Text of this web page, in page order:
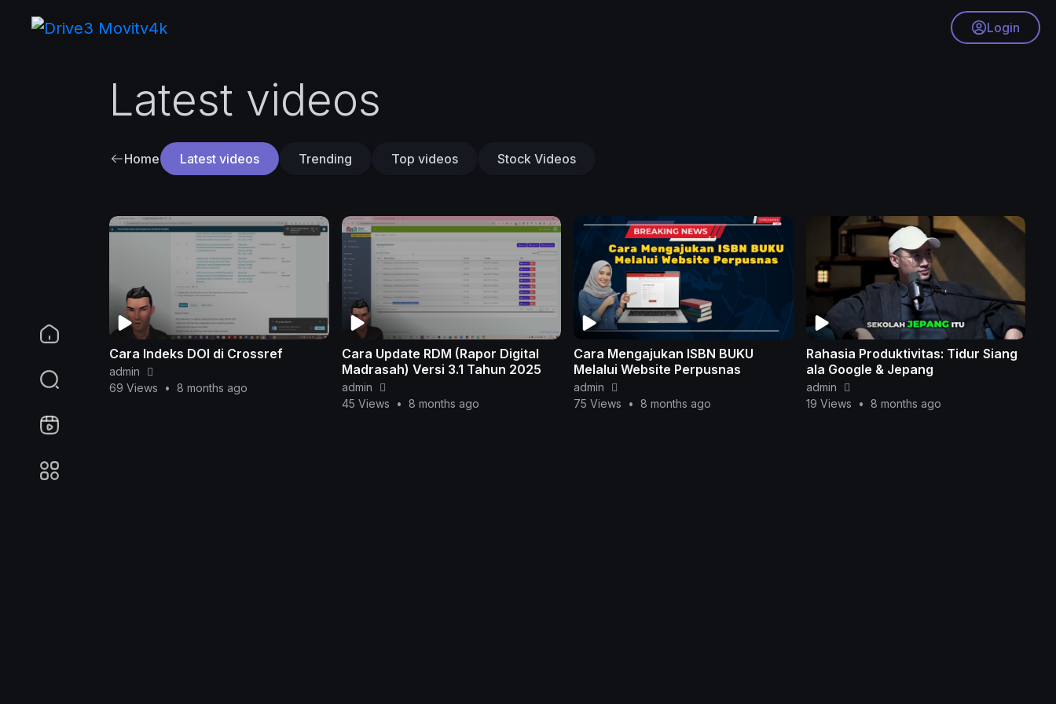
Login
Latest videos
Home Latest videos Trending Top videos Stock Videos
Cara Indeks DOI di Crossref
admin
69 Views
• 8 months ago
Cara Update RDM (Rapor Digital
Madrasah) Versi 3.1 Tahun 2025
admin
45 Views
• 8 months ago
Cara Mengajukan ISBN BUKU
Melalui Website Perpusnas
admin
75 Views
• 8 months ago
Rahasia Produktivitas: Tidur Siang
ala Google & Jepang
admin
19 Views
• 8 months ago